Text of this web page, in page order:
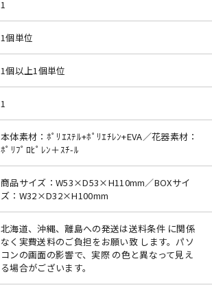
1
1個単位
1個以上1個単位
1
本体素材：ﾎﾟﾘｴｽﾃﾙ+ﾎﾟﾘｴﾁﾚﾝ+EVA／花器素材：
ﾎﾟﾘﾌﾟﾛﾋﾟﾚﾝ＋ｽﾁ-ﾙ
商品サイズ：W53×D53×H110mm／BOXサイ
ズ：W32×D32×H100mm
北海道、沖縄、離島への発送は送料条件 に関係
なく実費送料のご負担をお願い致 します。パソ
コンの画面の影響で、実際 の色と異なって見え
る場合がございます。